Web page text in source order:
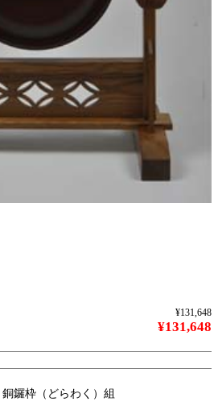
¥131,648
¥131,648
鑼枠（どらわく）組